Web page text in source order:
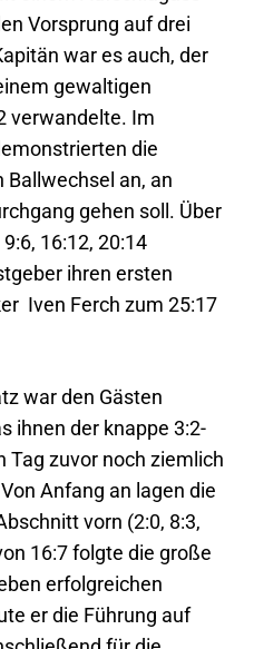
Vorsprung auf drei
war es auch, der
gewaltigen
verwandelte. Im
die
an, an
gehen soll. Über
16:12, 20:14
ihren ersten
Iven Ferch zum 25:17
war den Gästen
ihnen der knappe 3:2-
Tag zuvor noch ziemlich
Anfang an lagen die
vorn (2:0, 8:3,
16:7 folgte die große
erfolgreichen
er die Führung auf